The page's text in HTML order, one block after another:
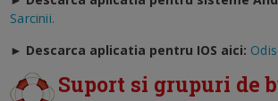
Sarcinii.
► Descarca aplicatia pentru IOS aici:
Suport si grupuri de